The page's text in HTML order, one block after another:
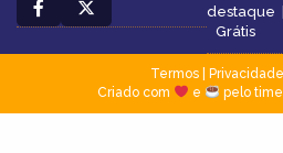
destaque
Grátis
Termos| Privacidade
Criado com
e pelo